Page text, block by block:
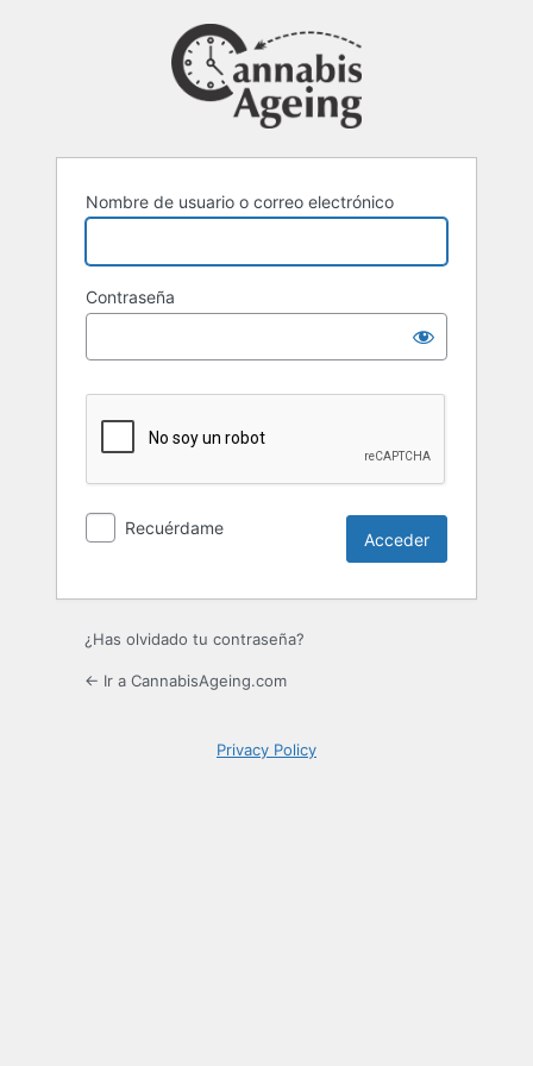
Nombre de usuario o correo electrónico
Contraseña
Recuérdame
¿Has olvidado tu contraseña?
← Ir a CannabisAgeing.com
Privacy Policy